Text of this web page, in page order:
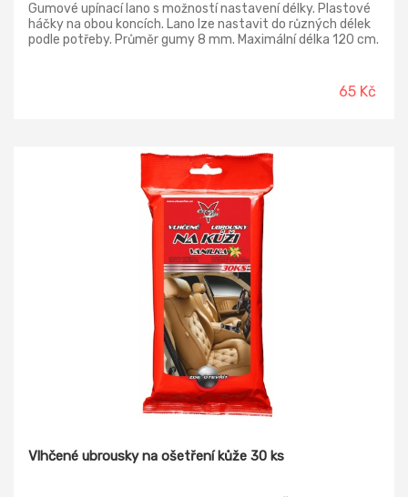
Gumové upínací lano s možností nastavení délky. Plastové
háčky na obou koncích. Lano lze nastavit do různých délek
podle potřeby. Průměr gumy 8 mm. Maximální délka 120 cm.
65 Kč
Vlhčené ubrousky na ošetření kůže 30 ks